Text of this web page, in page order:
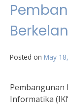
Posted on May
Informatika